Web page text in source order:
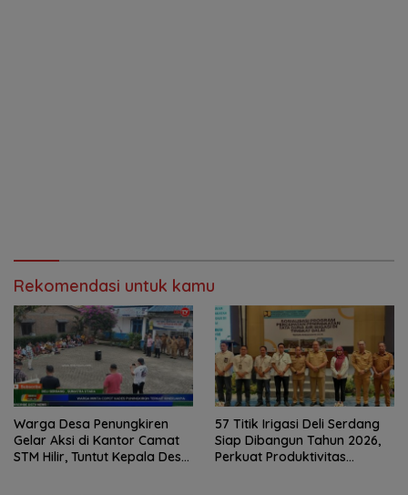
Rekomendasi untuk kamu
Warga Desa Penungkiren
Gelar Aksi di Kantor Camat
STM Hilir, Tuntut Kepala Desa
57 Titik Irigasi Deli Serdang
Siap Dibangun Tahun 2026,
Perkuat Produktivitas